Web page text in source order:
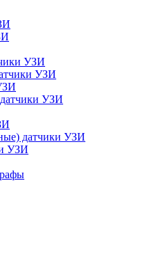
УЗИ
УЗИ
УЗИ
датчики УЗИ
УЗИ